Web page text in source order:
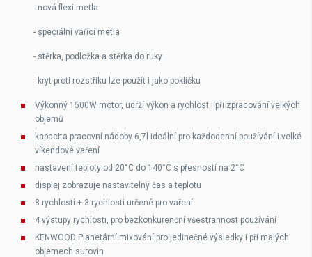
- nová flexi metla
- speciální vařící metla
- stěrka, podložka a stěrka do ruky
- kryt proti rozstřiku lze použít i jako pokličku
Výkonný 1500W motor, udrží výkon a rychlost i při zpracování velkých
objemů
kapacita pracovní nádoby 6,7l ideální pro každodenní používání i velké
víkendové vaření
nastavení teploty od 20°C do 140°C s přesností na 2°C
displej zobrazuje nastavitelný čas a teplotu
8 rychlostí + 3 rychlosti určené pro vaření
4 výstupy rychlosti, pro bezkonkurenční všestrannost používání
KENWOOD Planetární mixování pro jedinečné výsledky i při malých
objemech surovin